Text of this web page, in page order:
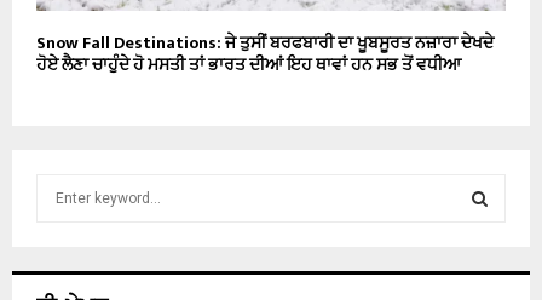
Snow Fall Destinations: ਜੇ ਤੁਸੀਂ ਬਰਫਬਾਰੀ ਦਾ ਖੂਬਸੂਰਤ ਨਜ਼ਾਰਾ ਦੇਖਦੇ
ਹੋਏ ਲੈਣਾ ਚਾਹੁੰਦੇ ਹੋ ਮਸਤੀ ਤਾਂ ਭਾਰਤ ਦੀਆਂ ਇਹ ਥਾਵਾਂ ਹਨ ਸਭ ਤੋਂ ਵਧੀਆ